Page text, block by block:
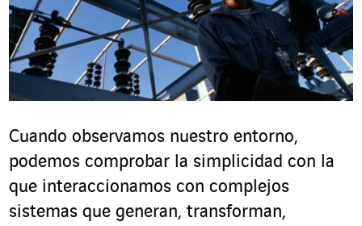
Cuando observamos nuestro entorno,
podemos comprobar la simplicidad con la
que interaccionamos con complejos
sistemas que generan, transforman,